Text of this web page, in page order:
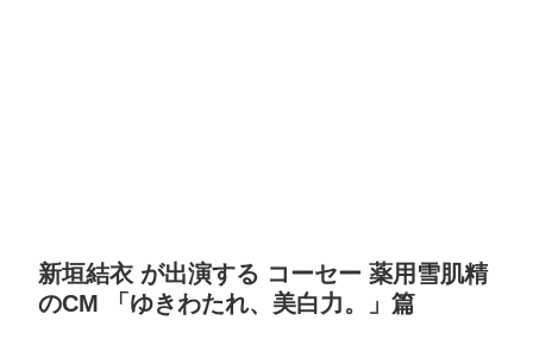
新垣結衣 が出演する コーセー 薬用雪肌精
のCM 「ゆきわたれ、美白力。」篇